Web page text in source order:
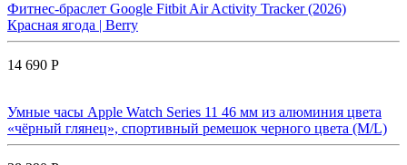
Фитнес-браслет Google Fitbit Air Activity Tracker (2026)
Красная ягода | Berry
14 690 Р
Умные часы Apple Watch Series 11 46 мм из алюминия цвета
«чёрный глянец», спортивный ремешок черного цвета (M/L)